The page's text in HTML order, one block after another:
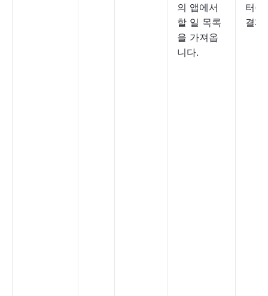
의 앱에서
할 일 목록
을 가져옵
니다.
터(
결제)